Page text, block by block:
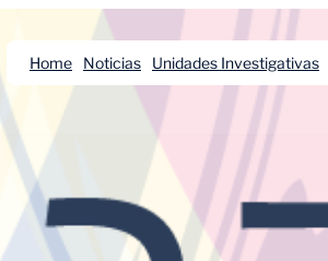
Home Noticias Unidades Investigativas